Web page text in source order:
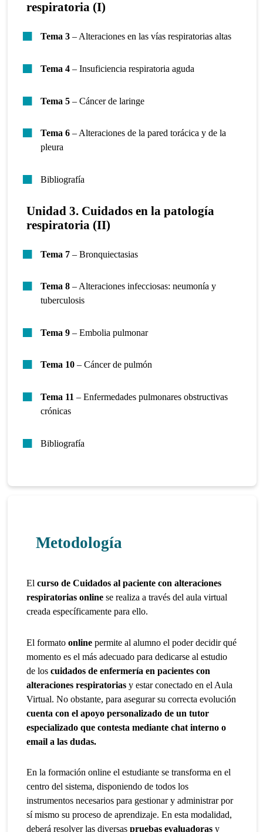
respiratoria (I)
Tema 3 – Alteraciones en las vías respiratorias altas
Tema 4 – Insuficiencia respiratoria aguda
Tema 5 – Cáncer de laringe
Tema 6 – Alteraciones de la pared torácica y de la
pleura
Bibliografía
Unidad 3. Cuidados en la patología
respiratoria (II)
Tema 7 – Bronquiectasias
Tema 8 – Alteraciones infecciosas: neumonía y
tuberculosis
Tema 9 – Embolia pulmonar
Tema 10 – Cáncer de pulmón
Tema 11 – Enfermedades pulmonares obstructivas
crónicas
Bibliografía
Metodología
Elcurso de Cuidados al paciente con alteraciones
respiratorias online se realiza a través del aula virtual
creada específicamente para ello.
El formato online permite al alumno el poder decidir qué
momento es el más adecuado para dedicarse al estudio
de loscuidados de enfermería en pacientes con
alteraciones respiratorias y estar conectado en el Aula
Virtual. No obstante, para asegurar su correcta evolución
cuenta con el apoyo personalizado de un tutor
especializado que contesta mediante chat interno o
email a las dudas.
En la formación online el estudiante se transforma en el
centro del sistema, disponiendo de todos los
instrumentos necesarios para gestionar y administrar por
sí mismo su proceso de aprendizaje. En esta modalidad,
deberá resolver las diversaspruebas evaluadoras y